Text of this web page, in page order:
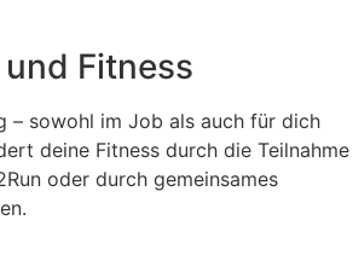
Fitness
– sowohl im Job als auch für dich
deine Fitness durch die Teilnahme
oder durch gemeinsames